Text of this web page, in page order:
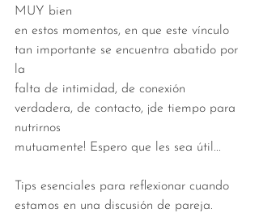
MUY bien
en estos momentos, en que este vínculo
tan importante se encuentra abatido por
la
falta de intimidad, de conexión
verdadera, de contacto, ¡de tiempo para
nutrirnos
mutuamente! Espero que les sea útil...
Tips esenciales para reflexionar cuando
estamos en una discusión de pareja.